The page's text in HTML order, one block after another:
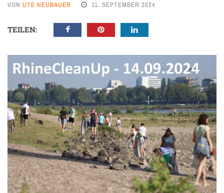
VON UTE NEUBAUER 11. SEPTEMBER 2024
TEILEN: